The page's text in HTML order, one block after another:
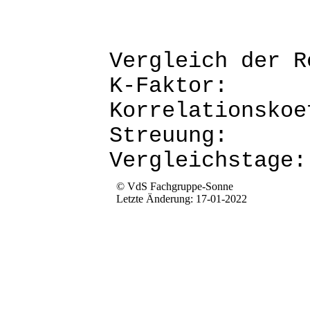
Vergleich der
K-
© VdS Fachgruppe-Sonne
Letzte Änderung: 17-01-2022